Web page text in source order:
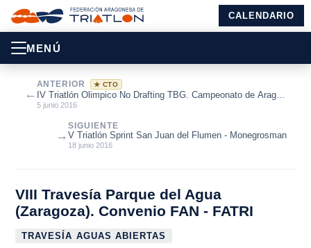
CALENDARIO
MENÚ
←
ANTERIOR ★ CTO
IV Triatlón Olimpico No Drafting TBG. Campeonato de Aragón
de Triatlón Olímpico ...
5 junio 2016
SIGUIENTE
V Triatlón Sprint San Juan del Flumen - Monegrosman
18 junio 2016
→
VIII Travesía Parque del Agua
(Zaragoza). Convenio FAN - FATRI
TRAVESÍA AGUAS ABIERTAS